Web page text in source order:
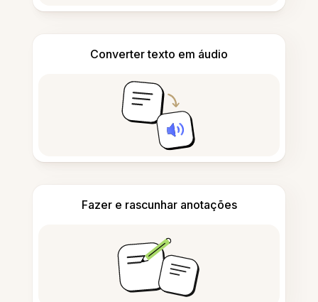
Converter texto em áudio
Fazer e rascunhar anotações